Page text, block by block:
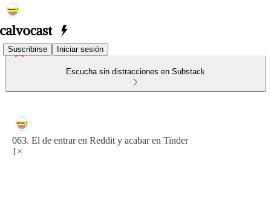
Suscribirse Iniciar sesión
Escucha sin distracciones en Substack
063. El de entrar en Reddit y acabar en Tinder
1×